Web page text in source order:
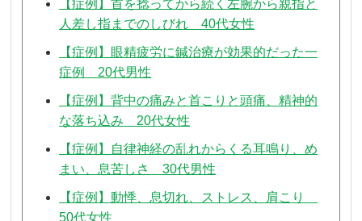
【症例】首を捻ってから続く左腕から親指と
人差し指までのしびれ 40代女性
【症例】眼精疲労に鍼治療が効果的だった一
症例 20代男性
【症例】背中の痛みと首こりと頭痛、精神的
な落ち込み 20代女性
【症例】自律神経の乱れからくる耳鳴り、め
まい、息苦しさ 30代男性
【症例】動悸、息切れ、ストレス、肩こり
50代女性